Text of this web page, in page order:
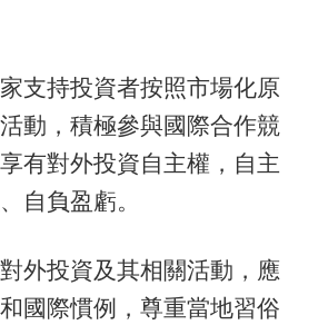
持投資者按照市場化原
動，積極參與國際合作競
有對外投資自主權，自主
自負盈虧。
投資及其相關活動，應
國際慣例，尊重當地習俗